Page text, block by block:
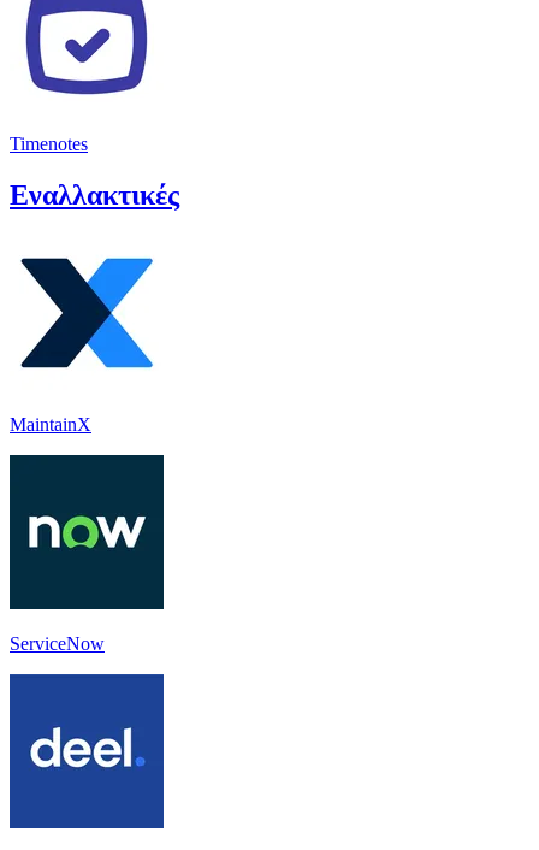
Timenotes
Εναλλακτικές
MaintainX
ServiceNow